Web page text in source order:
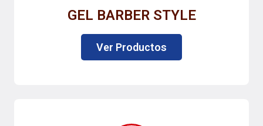
GEL BARBER STYLE
Ver Productos